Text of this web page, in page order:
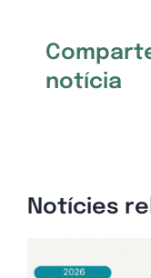
notícia
Notícies